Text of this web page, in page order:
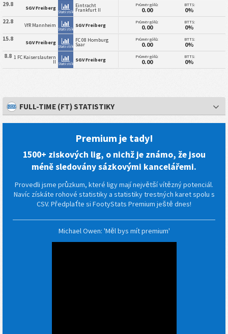
29.8 SGV Freiberg
Statistiky
Eintracht
Frankfurt II
Průměr gólů:
0.00
BTTS:
0%
22.8 VfR Mannheim
Statistiky
SGV Freiberg Průměr gólů:
0.00
BTTS:
0%
15.8 SGV Freiberg
Statistiky
FC 08 Homburg
Saar
Průměr gólů:
0.00
BTTS:
0%
8.8 1 FC Kaiserslautern
II Statistiky
SGV Freiberg Průměr gólů:
0.00
BTTS:
0%
FULL-TIME (FT) STATISTIKY
Premium je tady!
1500+ ziskových lig, o nichž je známo, že jsou
méně sledovány sázkovými kancelářemi.
Provedli jsme průzkum, které ligy mají největší vítězný potenciál.
Navíc získáte rohové statistiky a statistiky trestných karet spolu s
CSV. Předplaťte si FootyStats Premium ještě dnes!
Michael Owen: 'Měl bys mít premium'